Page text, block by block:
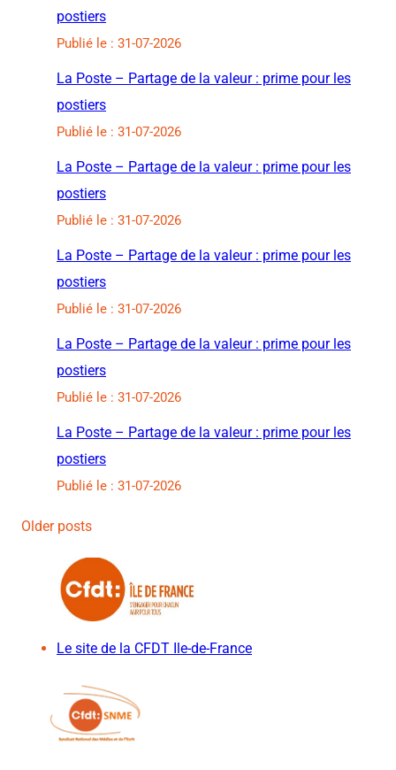
postiers
Publié le : 31-07-2026
La Poste – Partage de la valeur : prime pour les
postiers
Publié le : 31-07-2026
La Poste – Partage de la valeur : prime pour les
postiers
Publié le : 31-07-2026
La Poste – Partage de la valeur : prime pour les
postiers
Publié le : 31-07-2026
La Poste – Partage de la valeur : prime pour les
postiers
Publié le : 31-07-2026
La Poste – Partage de la valeur : prime pour les
postiers
Publié le : 31-07-2026
Older posts
Le site de la CFDT Ile-de-France